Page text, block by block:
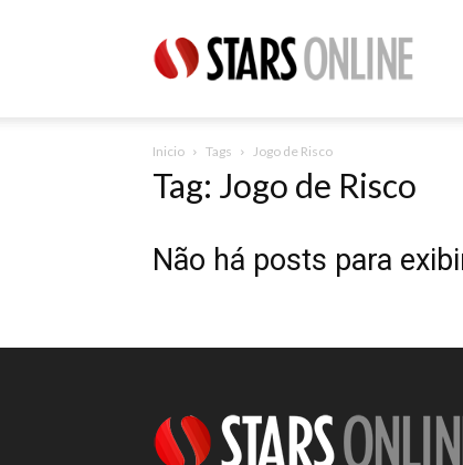
Online
Inicio Tags Jogo de Risco
Tag: Jogo de Risco
Não há posts para